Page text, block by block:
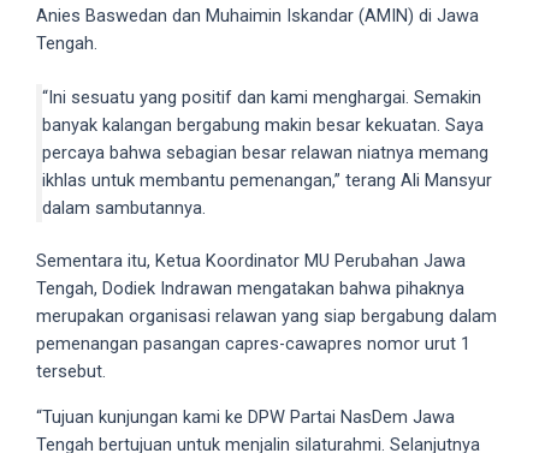
processed
working
days.
can
also
use
embed
code
Anies Baswedan dan Muhaimin Iskandar (AMIN) di Jawa
Tengah.
“Ini sesuatu yang positif dan kami menghargai. Semakin
banyak kalangan bergabung makin besar kekuatan. Saya
percaya bahwa sebagian besar relawan niatnya memang
ikhlas untuk membantu pemenangan,” terang Ali Mansyur
dalam sambutannya.
Sementara itu, Ketua Koordinator MU Perubahan Jawa
Tengah, Dodiek Indrawan mengatakan bahwa pihaknya
merupakan organisasi relawan yang siap bergabung dalam
pemenangan pasangan capres-cawapres nomor urut 1
tersebut.
“Tujuan kunjungan kami ke DPW Partai NasDem Jawa
Tengah bertujuan untuk menjalin silaturahmi. Selanjutnya